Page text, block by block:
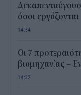
όσοι εργάζονται
14:54
Οι 7
βιομηχανίας –
14:32